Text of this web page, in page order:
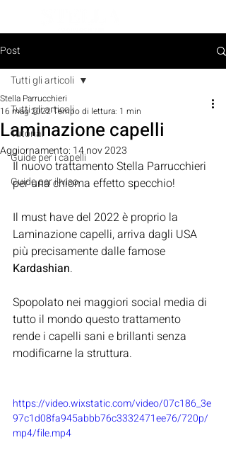
Post
Tutti gli articoli
Tutorial
Guide per i capelli
Guide per il viso
Tutti gli articoli
Laminazione capelli
Stella Parrucchieri
16 mag 2022 Tempo di lettura: 1 min
Aggiornamento: 14 nov 2023
Il nuovo trattamento Stella Parrucchieri
per una chioma effetto specchio!
Il must have del 2022 è proprio la
Laminazione capelli, arriva dagli USA
più precisamente dalle famose
Kardashian.
Spopolato nei maggiori social media di
tutto il mondo questo trattamento
rende i capelli sani e brillanti senza
modificarne la struttura.
https://video.wixstatic.com/video/07c186_3e
97c1d08fa945abbb76c3332471ee76/720p/
mp4/file.mp4